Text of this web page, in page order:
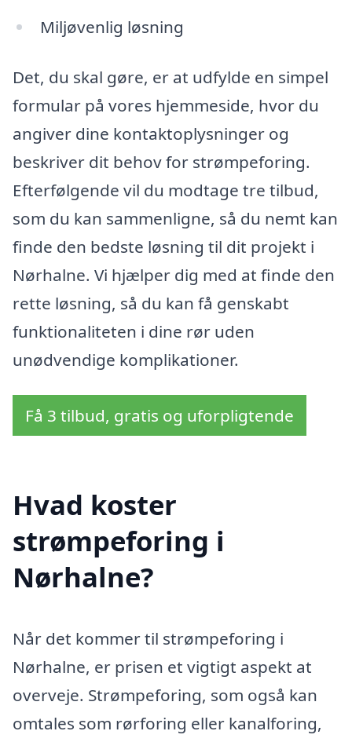
Miljøvenlig løsning
Det, du skal gøre, er at udfylde en simpel
formular på vores hjemmeside, hvor du
angiver dine kontaktoplysninger og
beskriver dit behov for strømpeforing.
Efterfølgende vil du modtage tre tilbud,
som du kan sammenligne, så du nemt kan
finde den bedste løsning til dit projekt i
Nørhalne. Vi hjælper dig med at finde den
rette løsning, så du kan få genskabt
funktionaliteten i dine rør uden
unødvendige komplikationer.
Få 3 tilbud, gratis og uforpligtende
Hvad koster
strømpeforing i
Nørhalne?
Når det kommer til strømpeforing i
Nørhalne, er prisen et vigtigt aspekt at
overveje. Strømpeforing, som også kan
omtales som rørforing eller kanalforing,